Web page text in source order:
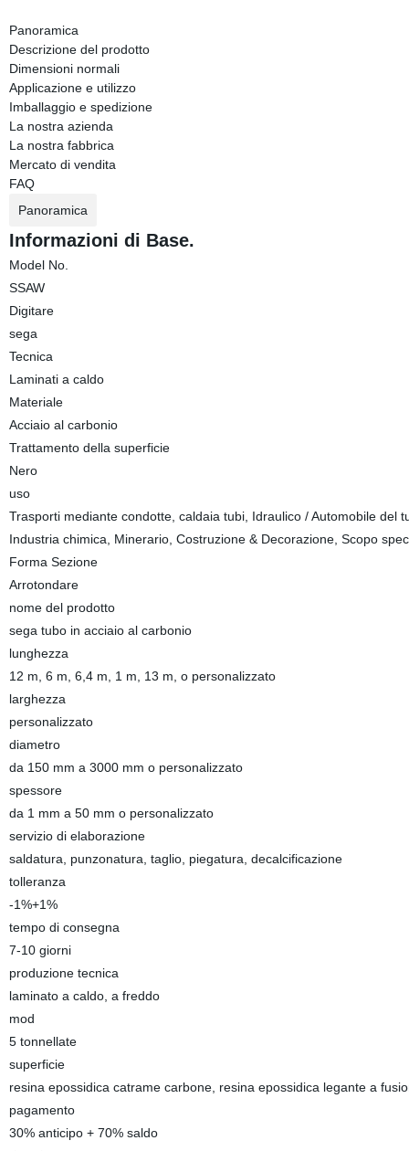
Panoramica
Descrizione del prodotto
Dimensioni normali
Applicazione e utilizzo
Imballaggio e spedizione
La nostra azienda
La nostra fabbrica
Mercato di vendita
FAQ
Panoramica
Informazioni di Base.
Model No.
SSAW
Digitare
sega
Tecnica
Laminati a caldo
Materiale
Acciaio al carbonio
Trattamento della superficie
Nero
uso
Trasporti mediante condotte, caldaia tubi, Idraulico / Automobile del
Industria chimica, Minerario, Costruzione & Decorazione, Scopo
Forma Sezione
Arrotondare
nome del prodotto
sega tubo in acciaio al carbonio
lunghezza
12 m, 6 m, 6,4 m, 1 m, 13 m, o personalizzato
larghezza
personalizzato
diametro
da 150 mm a 3000 mm o personalizzato
spessore
da 1 mm a 50 mm o personalizzato
servizio di elaborazione
saldatura, punzonatura, taglio, piegatura, decalcificazione
tolleranza
-1%+1%
tempo di consegna
7-10 giorni
produzione tecnica
laminato a caldo, a freddo
mod
5 tonnellate
superficie
resina epossidica catrame carbone, resina epossidica legante a
pagamento
30% anticipo + 70% saldo